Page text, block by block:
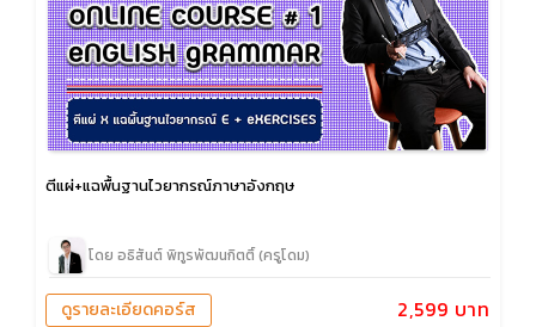
ตีแผ่+แฉพื้นฐานไวยากรณ์ภาษาอังกฤษ
โดย อธิสันต์ พิทูรพัฒนกิตติ์ (ครูโดม)
2,599 บาท
ดูรายละเอียดคอร์ส